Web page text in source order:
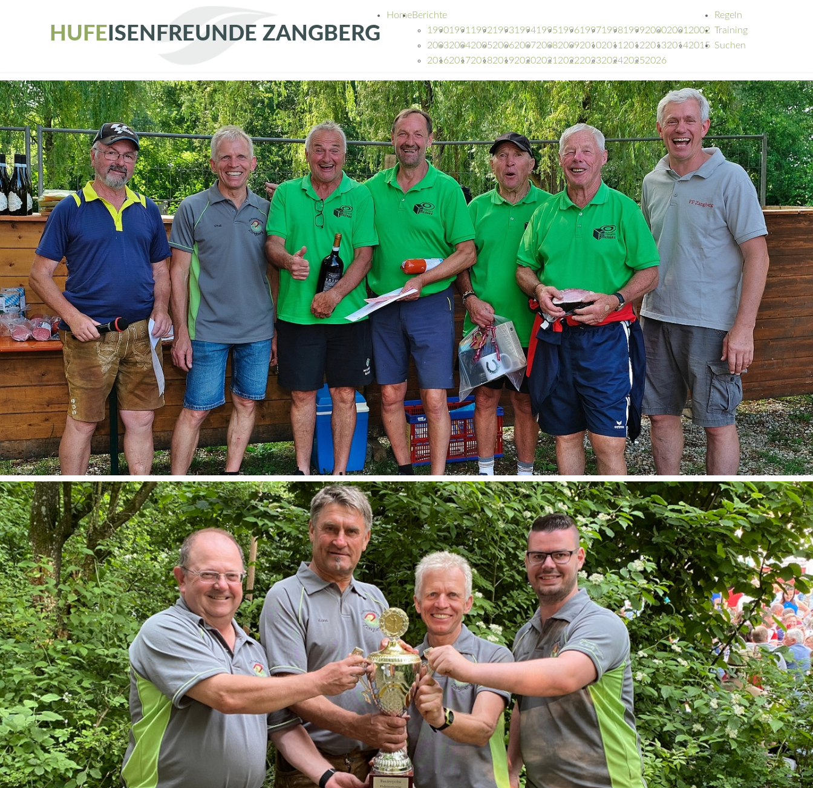
H U F E S E N F R EU N D E ZAN G B E RG
HomeBerichte
19901991 1992199319941995199619971998199920002001 2002
200320042005200620072008200920102011 2012201320142015
201620172018201920202021 20222023202420252026
Regeln
Training
Suchen